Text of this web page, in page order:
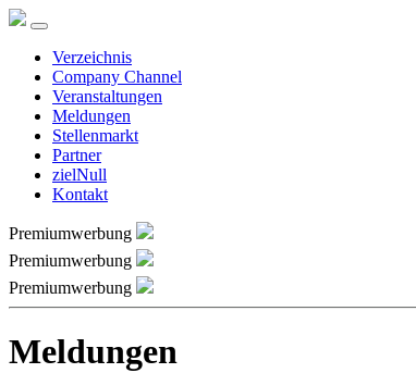
Verzeichnis
Company Channel
Veranstaltungen
Meldungen
Stellenmarkt
Partner
zielNull
Kontakt
Premiumwerbung
Premiumwerbung
Premiumwerbung
Meldungen